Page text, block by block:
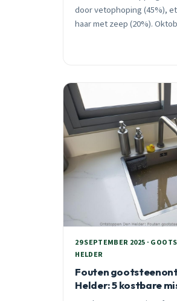
door vetophoping (45%),
haar met zeep (20%).
29 SEPTEMBER 2025 ·
HELDER
Fouten
Helder: 5 kostbare